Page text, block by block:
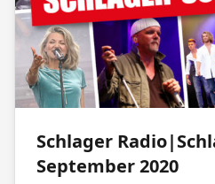
Schlager
September 2020